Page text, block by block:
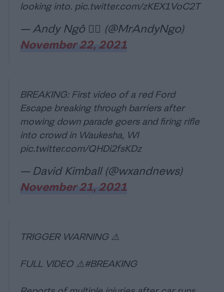
looking into. pic.twitter.com/zKEX1VoC2T
— Andy Ngô 🏳️‍🌈 (@MrAndyNgo)
November 22, 2021
BREAKING: First video of a red Ford
Escape breaking through barriers after
mowing down parade goers and firing rifle
into crowd in Waukesha, WI
pic.twitter.com/QHDi2fsKDz
— David Kimball (@wxandnews)
November 21, 2021
TRIGGER WARNING ⚠️
FULL VIDEO ⚠️#BREAKING